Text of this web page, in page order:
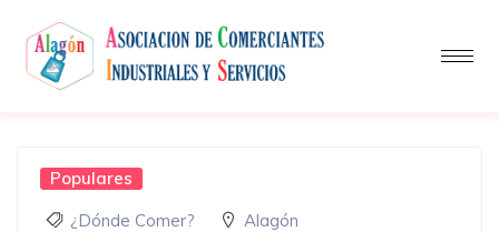
Populares
¿Dónde Comer?
Alagón